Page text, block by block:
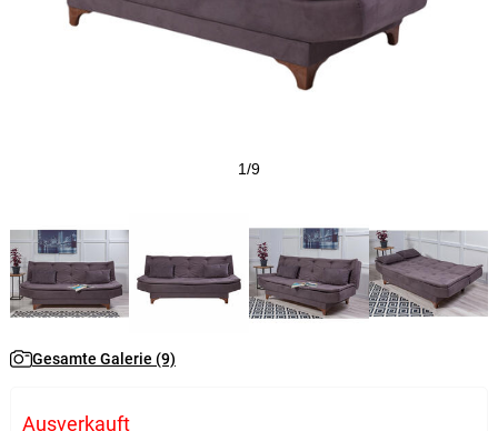
1/9
Gesamte Galerie (9)
Ausverkauft